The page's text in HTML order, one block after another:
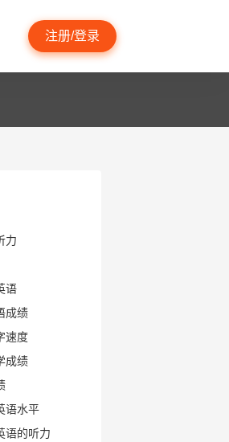
注册/登录
力
语
成绩
速度
成绩
语水平
语的听力